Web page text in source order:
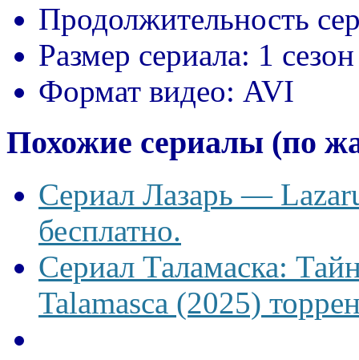
Продолжительность
Размер сериала: 1
Формат видео: AVI
Похожие сериалы (по
Сериал Лазарь —
бесплатно.
Сериал Таламаска:
Talamasca (2025)